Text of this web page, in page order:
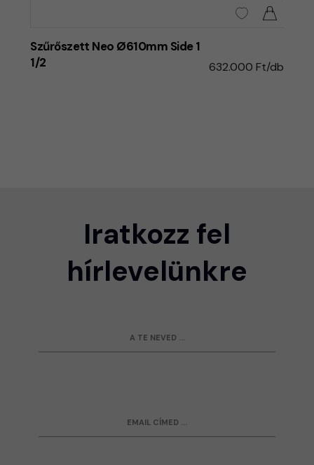
Szűrőszett Neo Ø610mm Side 1
1/2
632.000 Ft/db
Iratkozz fel
hírlevelünkre